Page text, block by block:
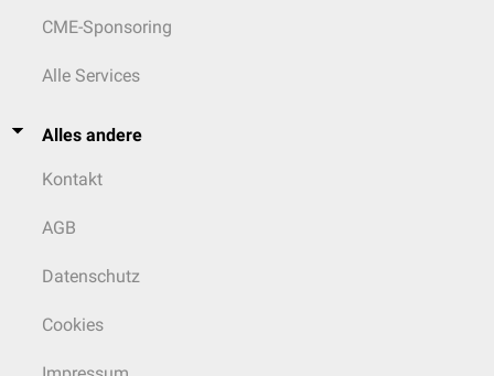
CME-Sponsoring
Alle Services
Alles andere
Kontakt
AGB
Datenschutz
Cookies